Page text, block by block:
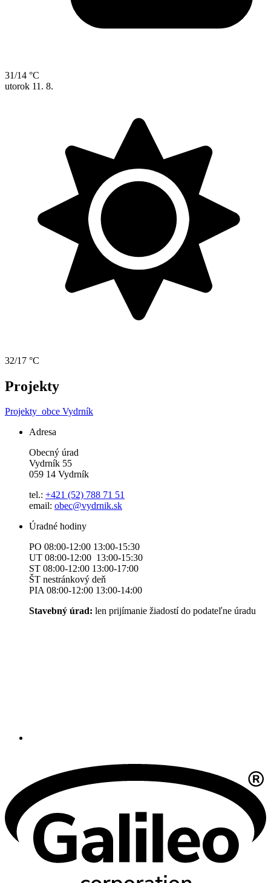
31/14 °C
utorok 11. 8.
32/17 °C
Projekty
Projekty obce Vydrník
Adresa
Obecný úrad
Vydrník 55
059 14 Vydrník
tel.: +421 (52) 788 71 51
email: obec@vydrnik.sk
Úradné hodiny
PO 08:00-12:00 13:00-15:30
UT 08:00-12:00 13:00-15:30
ST 08:00-12:00 13:00-17:00
ŠT nestránkový deň
PIA 08:00-12:00 13:00-14:00
Stavebný úrad: len prijímanie žiadostí do podateľne úradu